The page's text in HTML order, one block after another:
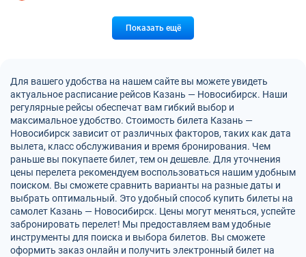
Показать ещё
Для вашего удобства на нашем сайте вы можете увидеть
актуальное расписание рейсов Казань — Новосибирск. Наши
регулярные рейсы обеспечат вам гибкий выбор и
максимальное удобство. Стоимость билета Казань —
Новосибирск зависит от различных факторов, таких как дата
вылета, класс обслуживания и время бронирования. Чем
раньше вы покупаете билет, тем он дешевле. Для уточнения
цены перелета рекомендуем воспользоваться нашим удобным
поиском. Вы сможете сравнить варианты на разные даты и
выбрать оптимальный. Это удобный способ купить билеты на
самолет Казань — Новосибирск. Цены могут меняться, успейте
забронировать перелет! Мы предоставляем вам удобные
инструменты для поиска и выбора билетов. Вы сможете
оформить заказ онлайн и получить электронный билет на